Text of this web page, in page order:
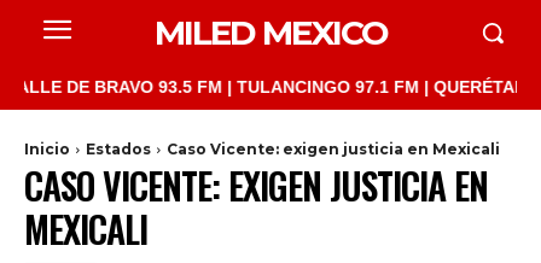
MILED MEXICO
DE BRAVO 93.5 FM | TULANCINGO 97.1 FM | QUERÉTARO
Inicio Estados Caso Vicente: exigen justicia en Mexicali
CASO VICENTE: EXIGEN JUSTICIA EN
MEXICALI